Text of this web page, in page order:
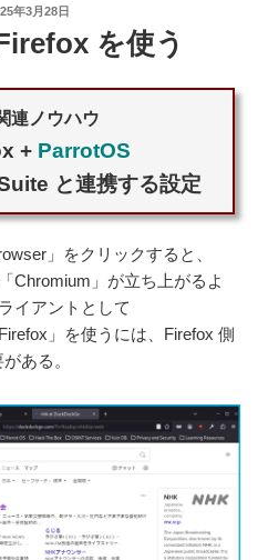
年3月28日
を使う
連ノウハウ
+ ParrotOS
と連携する設定
」をクリックすると、
Chromium」が立ち上がるよ
イアントとして
」を使うには、Firefox 側
ある。